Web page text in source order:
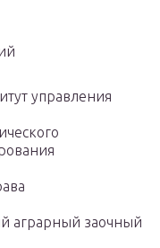
управления
аграрный заочный